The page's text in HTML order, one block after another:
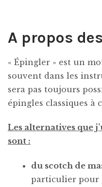
A propos
« Épingler » est un
souvent dans les
sera pas toujours
épingles classiques à
Les alternatives que
sont :
du scotch de
particulier pour